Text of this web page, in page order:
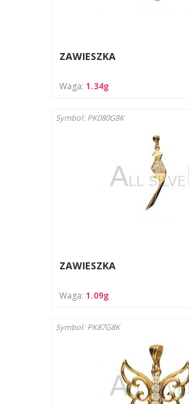
ZAWIESZKA
Waga: 1.34g
Symbol: PK080G8K
ZAWIESZKA
Waga: 1.09g
Symbol: PK87G8K